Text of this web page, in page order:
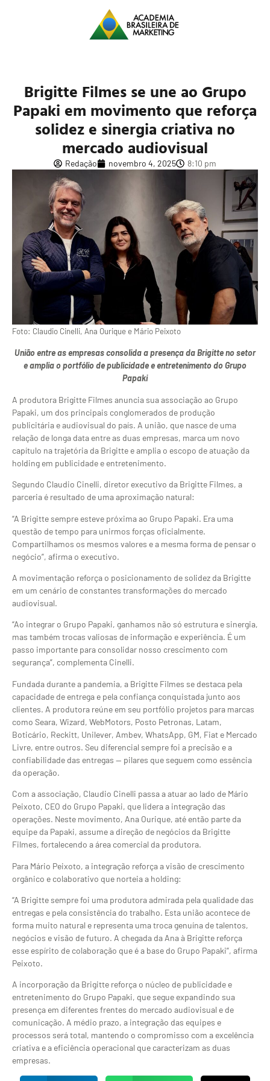
Brigitte Filmes se une ao Grupo
Papaki em movimento que reforça
solidez e sinergia criativa no
mercado audiovisual
Redação novembro 4, 2025 8:10 pm
Foto: Claudio Cinelli, Ana Ourique e Mário Peixoto
União entre as empresas consolida a presença da Brigitte no setor
e amplia o portfólio de publicidade e entretenimento do Grupo
Papaki
A produtora Brigitte Filmes anuncia sua associação ao Grupo
Papaki, um dos principais conglomerados de produção
publicitária e audiovisual do país. A união, que nasce de uma
relação de longa data entre as duas empresas, marca um novo
capítulo na trajetória da Brigitte e amplia o escopo de atuação da
holding em publicidade e entretenimento.
Segundo Claudio Cinelli, diretor executivo da Brigitte Filmes, a
parceria é resultado de uma aproximação natural:
“A Brigitte sempre esteve próxima ao Grupo Papaki. Era uma
questão de tempo para unirmos forças oficialmente.
Compartilhamos os mesmos valores e a mesma forma de pensar o
negócio”, afirma o executivo.
A movimentação reforça o posicionamento de solidez da Brigitte
em um cenário de constantes transformações do mercado
audiovisual.
“Ao integrar o Grupo Papaki, ganhamos não só estrutura e sinergia,
mas também trocas valiosas de informação e experiência. É um
passo importante para consolidar nosso crescimento com
segurança”, complementa Cinelli.
Fundada durante a pandemia, a Brigitte Filmes se destaca pela
capacidade de entrega e pela confiança conquistada junto aos
clientes. A produtora reúne em seu portfólio projetos para marcas
como Seara, Wizard, WebMotors, Posto Petronas, Latam,
Boticário, Reckitt, Unilever, Ambev, WhatsApp, GM, Fiat e Mercado
Livre, entre outros. Seu diferencial sempre foi a precisão e a
confiabilidade das entregas — pilares que seguem como essência
da operação.
Com a associação, Claudio Cinelli passa a atuar ao lado de Mário
Peixoto, CEO do Grupo Papaki, que lidera a integração das
operações. Neste movimento, Ana Ourique, até então parte da
equipe da Papaki, assume a direção de negócios da Brigitte
Filmes, fortalecendo a área comercial da produtora.
Para Mário Peixoto, a integração reforça a visão de crescimento
orgânico e colaborativo que norteia a holding:
“A Brigitte sempre foi uma produtora admirada pela qualidade das
entregas e pela consistência do trabalho. Esta união acontece de
forma muito natural e representa uma troca genuína de talentos,
negócios e visão de futuro. A chegada da Ana à Brigitte reforça
esse espírito de colaboração que é a base do Grupo Papaki”, afirma
Peixoto.
A incorporação da Brigitte reforça o núcleo de publicidade e
entretenimento do Grupo Papaki, que segue expandindo sua
presença em diferentes frentes do mercado audiovisual e de
comunicação. A médio prazo, a integração das equipes e
processos será total, mantendo o compromisso com a excelência
criativa e a eficiência operacional que caracterizam as duas
empresas.